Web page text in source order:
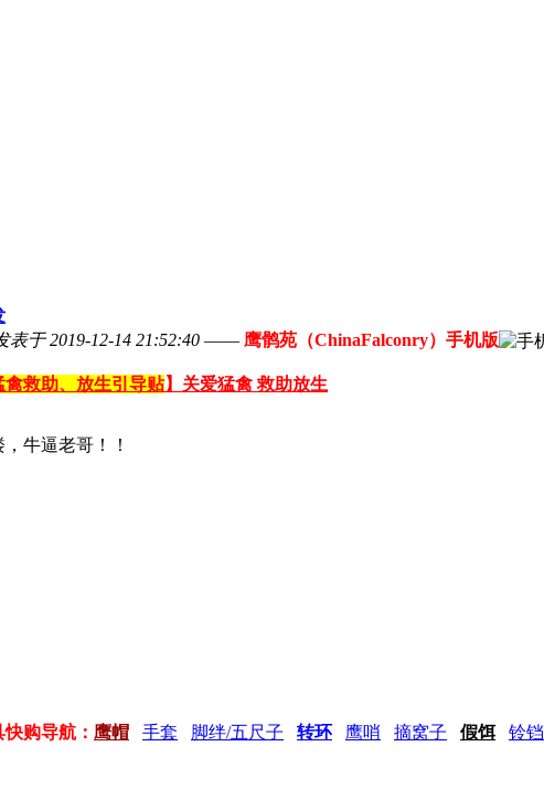
表于 2019-12-14 21:52:40 —— 鹰鹘苑（ChinaFalconry）手机版
禽救助、放生引导贴】关爱猛禽 救助放生
，牛逼老哥！！
快购导航： 鹰帽 手套 脚绊/五尺子 转环 鹰哨 摘窝子 假饵 铃铛